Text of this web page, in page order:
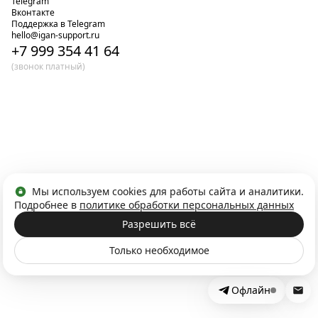
Офлайн
Мы используем cookies для работы сайта и аналитики.
Подробнее в политике обработки персональных данных
Разрешить всё
Только необходимое
Вконтакте
Поддержка в Telegram
hello@igan-support.ru
+7 999 354 41 64
(звонок платный)